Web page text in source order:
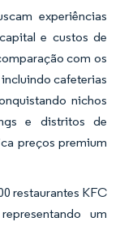
experiências
e custos de
com os
cafeterias
nichos
e distritos de
preços premium
restaurantes KFC
um